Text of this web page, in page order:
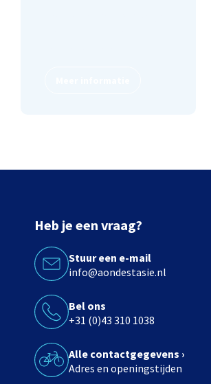
Heb je een vraag?
Stuur een e-mail
info@aondestasie.nl
Bel ons
+31 (0)43 310 1038
Alle contactgegevens ›
Adres en openingstijden